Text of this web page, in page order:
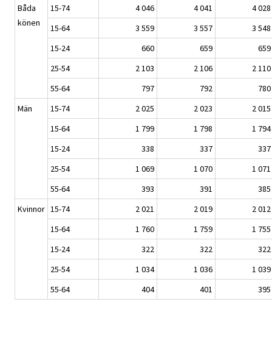
Båda
könen
15-74 4 046 4 041
4 028
15-64
3 559 3 557
3 548
15-24
660 659
659
25-54
2 103 2 106
2 110
55-64
797 792
780
Män
15-74 2 025 2 023
2 015
15-64
1 799 1 798
1 794
15-24
338 337
337
25-54
1 069 1 070
1 071
55-64
393 391
385
Kvinnor 15-74 2 021 2 019
2 012
15-64
1 760 1 759
1 755
15-24
322 322
322
25-54
1 034 1 036
1 039
55-64
404 401 395